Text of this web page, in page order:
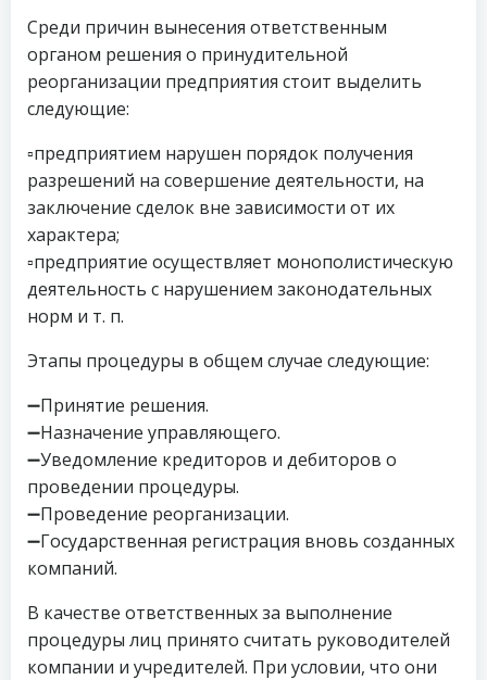
Среди причин вынесения ответственным
органом решения о принудительной
реорганизации предприятия стоит выделить
следующие:
▫️предприятием нарушен порядок получения
разрешений на совершение деятельности, на
заключение сделок вне зависимости от их
характера;
▫️предприятие осуществляет монополистическую
деятельность с нарушением законодательных
норм и т. п.
Этапы процедуры в общем случае следующие:
➖Принятие решения.
➖Назначение управляющего.
➖Уведомление кредиторов и дебиторов о
проведении процедуры.
➖Проведение реорганизации.
➖Государственная регистрация вновь созданных
компаний.
В качестве ответственных за выполнение
процедуры лиц принято считать руководителей
компании и учредителей. При условии, что они